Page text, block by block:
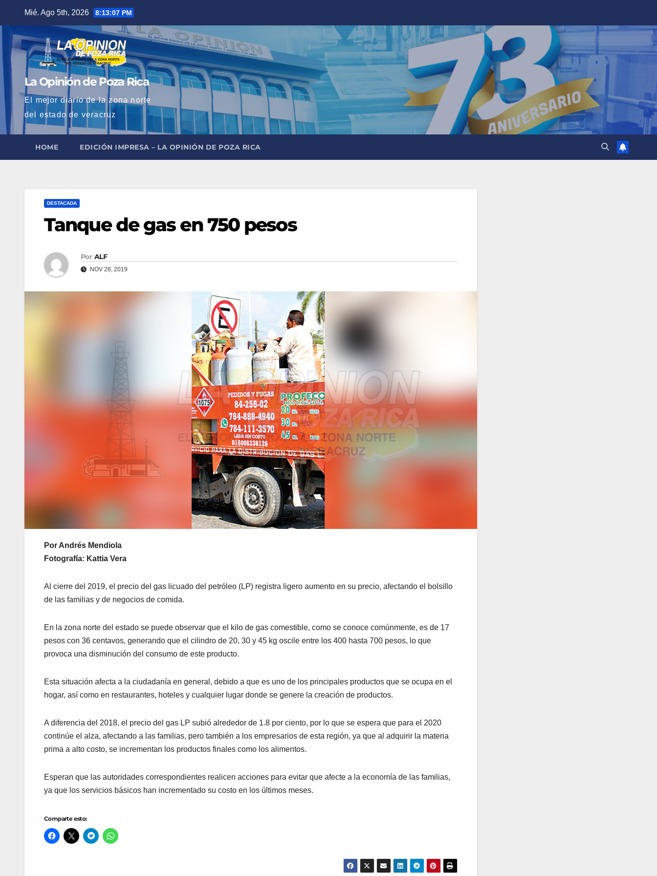
contenido
Mié. Ago 5th, 2026 8:13:08 PM
La Opinión de Poza Rica
El mejor diario de la zona norte
del estado de veracruz
HOME EDICIÓN IMPRESA – LA OPINIÓN DE POZA RICA
DESTACADA
Tanque de gas en 750 pesos
Por ALF
NOV 28, 2019
Por Andrés Mendiola
Fotografía: Kattia Vera
Al cierre del 2019, el precio del gas licuado del petróleo (LP) registra ligero aumento en su precio, afectando el bolsillo
de las familias y de negocios de comida.
En la zona norte del estado se puede observar que el kilo de gas comestible, como se conoce comúnmente, es de 17
pesos con 36 centavos, generando que el cilindro de 20, 30 y 45 kg oscile entre los 400 hasta 700 pesos, lo que
provoca una disminución del consumo de este producto.
Esta situación afecta a la ciudadanía en general, debido a que es uno de los principales productos que se ocupa en el
hogar, así como en restaurantes, hoteles y cualquier lugar donde se genere la creación de productos.
A diferencia del 2018, el precio del gas LP subió alrededor de 1.8 por ciento, por lo que se espera que para el 2020
continúe el alza, afectando a las familias, pero también a los empresarios de esta región, ya que al adquirir la materia
prima a alto costo, se incrementan los productos finales como los alimentos.
Esperan que las autoridades correspondientes realicen acciones para evitar que afecte a la economía de las familias,
ya que los servicios básicos han incrementado su costo en los últimos meses.
Comparte esto: